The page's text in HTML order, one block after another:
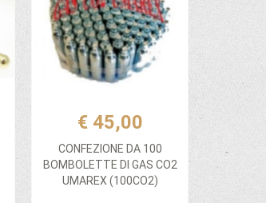
€ 45,00
CONFEZIONE DA 100
BOMBOLETTE DI GAS CO2
UMAREX (100CO2)